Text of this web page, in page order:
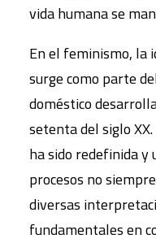
vida humana se
En el feminismo, la
surge como parte
doméstico
setenta del siglo
ha sido redefinida
procesos no
diversas
fundamentales en